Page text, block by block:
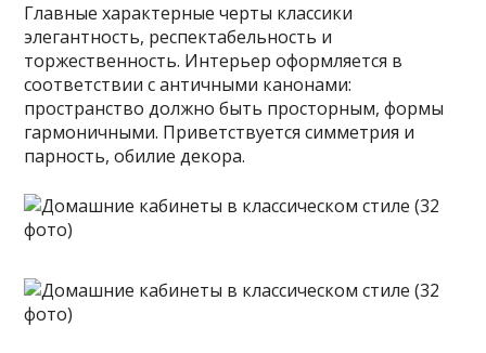
Главные характерные черты классики
элегантность, респектабельность и
торжественность. Интерьер оформляется в
соответствии с античными канонами:
пространство должно быть просторным, формы
гармоничными. Приветствуется симметрия и
парность, обилие декора.